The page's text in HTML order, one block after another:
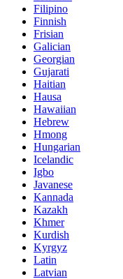
Filipino
Finnish
Frisian
Galician
Georgian
Gujarati
Haitian
Hausa
Hawaiian
Hebrew
Hmong
Hungarian
Icelandic
Igbo
Javanese
Kannada
Kazakh
Khmer
Kurdish
Kyrgyz
Latin
Latvian